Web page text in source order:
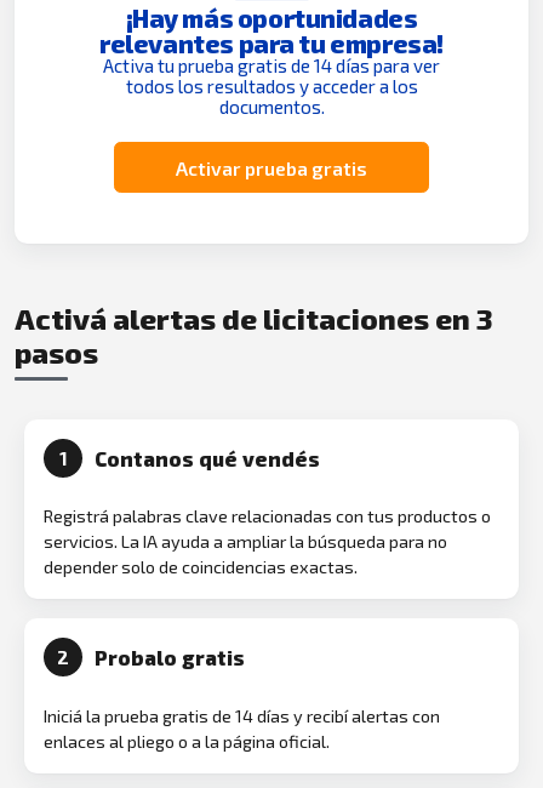
¡Hay más oportunidades
relevantes para tu empresa!
Activa tu prueba gratis de 14 días para ver
todos los resultados y acceder a los
documentos.
Activar prueba gratis
Activá alertas de licitaciones en 3
pasos
1 Contanos qué vendés
Registrá palabras clave relacionadas con tus productos o
servicios. La IA ayuda a ampliar la búsqueda para no
depender solo de coincidencias exactas.
2 Probalo gratis
Iniciá la prueba gratis de 14 días y recibí alertas con
enlaces al pliego o a la página oficial.